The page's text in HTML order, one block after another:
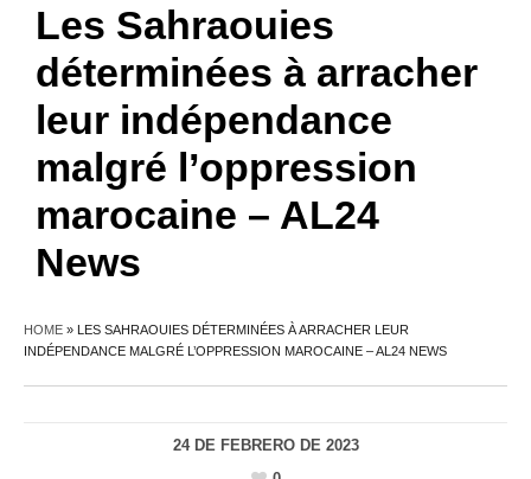
Les Sahraouies
déterminées à arracher
leur indépendance
malgré l’oppression
marocaine – AL24
News
HOME » LES SAHRAOUIES DÉTERMINÉES À ARRACHER LEUR
INDÉPENDANCE MALGRÉ L’OPPRESSION MAROCAINE – AL24 NEWS
24 DE FEBRERO DE 2023